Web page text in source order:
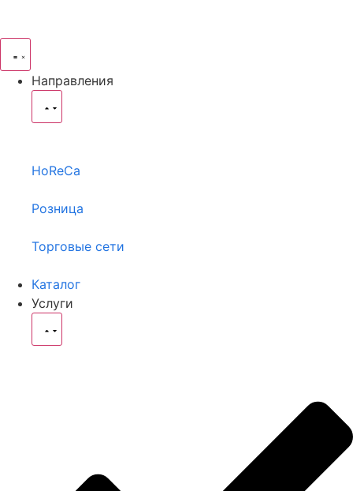
Направления
HoReCa
Розница
Торговые сети
Каталог
Услуги